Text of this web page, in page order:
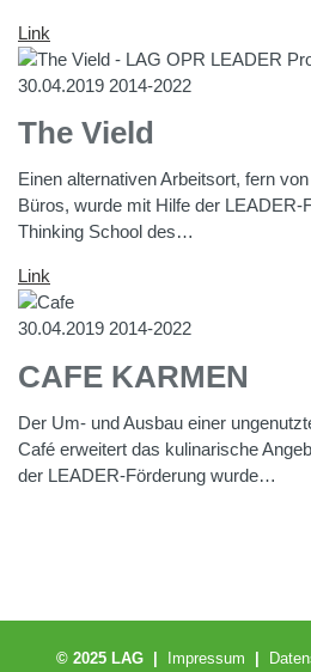
Link
30.04.2019 2014-2022
The Vield
Einen alternativen Arbeitsort, fern
Büros, wurde mit Hilfe der LEADER-
Thinking School des…
Link
30.04.2019 2014-2022
CAFE KARMEN
Der Um- und Ausbau einer
Café erweitert das kulinarische
der LEADER-Förderung wurde…
© 2025 LAG | Impressum